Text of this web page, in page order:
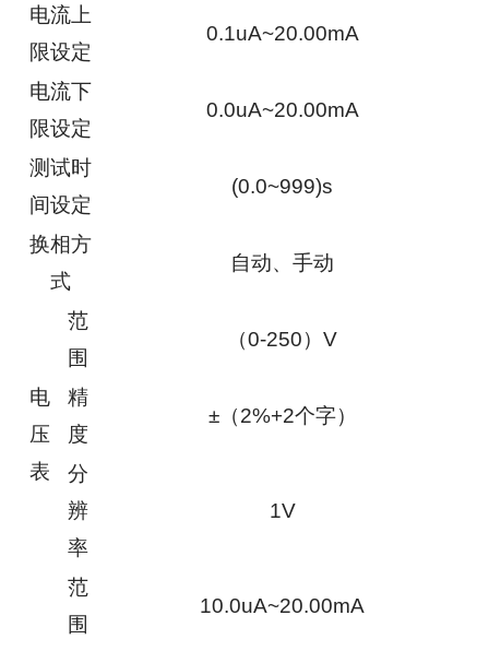
电流上
限设定
0.1uA~20.00mA
电流下
限设定
0.0uA~20.00mA
测试时
间设定
(0.0~999)s
换相方
式
自动、手动
电
压
表
范
围
（0-250）V
精
度
±（2%+2个字）
分
辨
率
1V
范
围
10.0uA~20.00mA